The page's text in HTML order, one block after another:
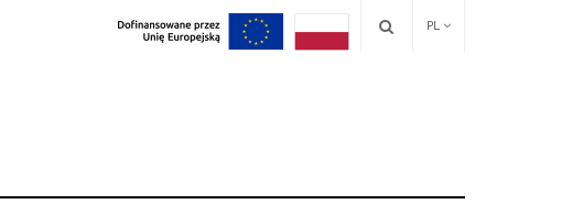
PL